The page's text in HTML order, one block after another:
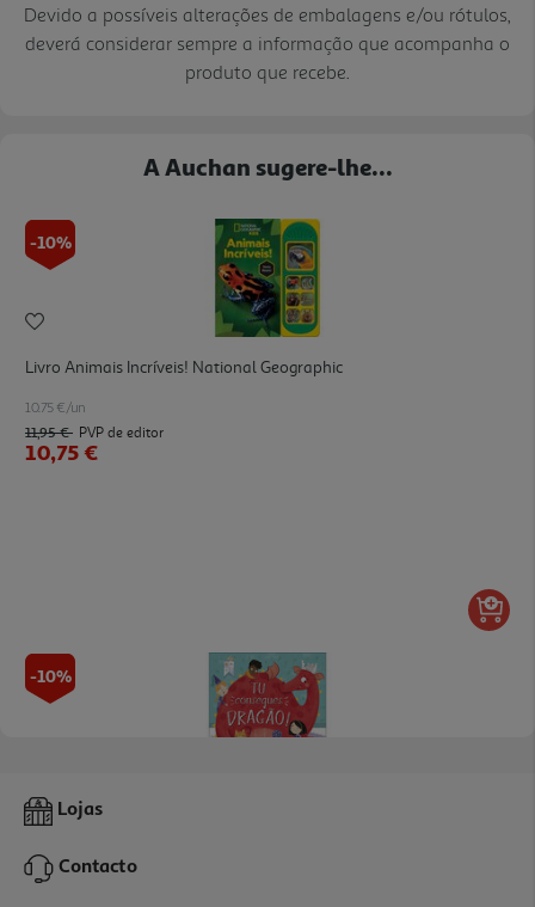
Devido a possíveis alterações de embalagens e/ou rótulos,
deverá considerar sempre a informação que acompanha o
produto que recebe.
A Auchan sugere-lhe...
-10%
Livro Animais Incríveis! National Geographic
10.75 €/un
11,95 € PVP de editor
10,75 €
-10%
Livro Tu Consegues Dragão!
13,30 € PVP de editor
11,97 €
Lojas
Contacto